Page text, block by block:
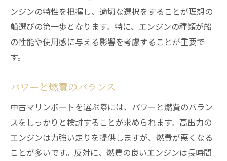
ンジンの特性を把握し、適切な選択をすることが理想の
船選びの第一歩となります。特に、エンジンの種類が船
の性能や使用感に与える影響を考慮することが重要で
す。
パワーと燃費のバランス
中古マリンボートを選ぶ際には、パワーと燃費のバラン
スをしっかりと検討することが求められます。高出力の
エンジンは力強い走りを提供しますが、燃費が悪くなる
ことが多いです。反対に、燃費の良いエンジンは長時間